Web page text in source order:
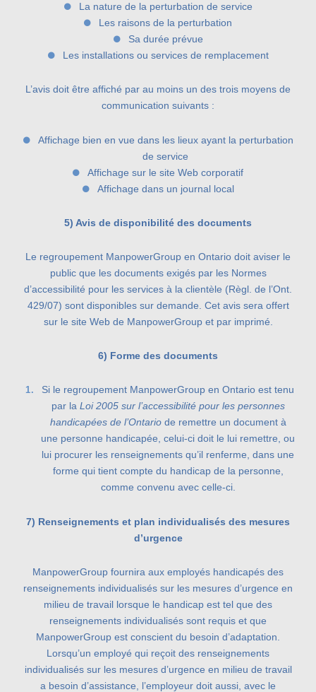
La nature de la perturbation de service
Les raisons de la perturbation
Sa durée prévue
Les installations ou services de remplacement
L’avis doit être affiché par au moins un des trois moyens de
communication suivants :
Affichage bien en vue dans les lieux ayant la perturbation
de service
Affichage sur le site Web corporatif
Affichage dans un journal local
5) Avis de disponibilité des documents
Le regroupement ManpowerGroup en Ontario doit aviser le
public que les documents exigés par les Normes
d’accessibilité pour les services à la clientèle (Règl. de l’Ont.
429/07) sont disponibles sur demande. Cet avis sera offert
sur le site Web de ManpowerGroup et par imprimé.
6) Forme des documents
Si le regroupement ManpowerGroup en Ontario est tenu
par la Loi 2005 sur l’accessibilité pour les personnes
handicapées de l’Ontariode remettre un document à
une personne handicapée, celui-ci doit le lui remettre, ou
lui procurer les renseignements qu’il renferme, dans une
forme qui tient compte du handicap de la personne,
comme convenu avec celle-ci.
7) Renseignements et plan individualisés des mesures
d’urgence
ManpowerGroup fournira aux employés handicapés des
renseignements individualisés sur les mesures d’urgence en
milieu de travail lorsque le handicap est tel que des
renseignements individualisés sont requis et que
ManpowerGroup est conscient du besoin d’adaptation.
Lorsqu’un employé qui reçoit des renseignements
individualisés sur les mesures d’urgence en milieu de travail
a besoin d’assistance, l’employeur doit aussi, avec le